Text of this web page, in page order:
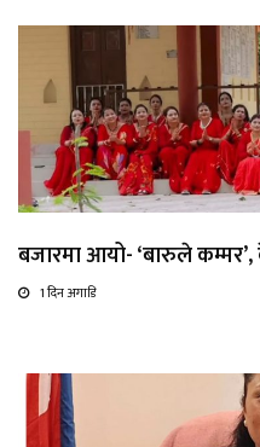
बजारमा आयो- ‘बारुले
1 दिन अगाडि